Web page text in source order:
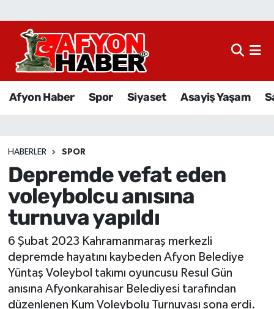
Afyon Haber Spor Siyaset Asayiş Yaşam
HABERLER SPOR
Depremde vefat eden
voleybolcu anısına
turnuva yapıldı
6 Şubat 2023 Kahramanmaraş merkezli
depremde hayatını kaybeden Afyon Belediye
Yüntaş Voleybol takımı oyuncusu Resul Gün
anısına Afyonkarahisar Belediyesi tarafından
düzenlenen Kum Voleybolu Turnuvası sona erdi.
Afyon Haber
Sağlık
Eğitim
Ekonomi
Magazin